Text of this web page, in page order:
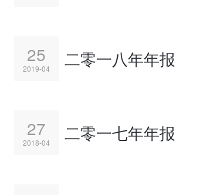
25
2019-04 二零一八年年报
27
2018-04 二零一七年年报